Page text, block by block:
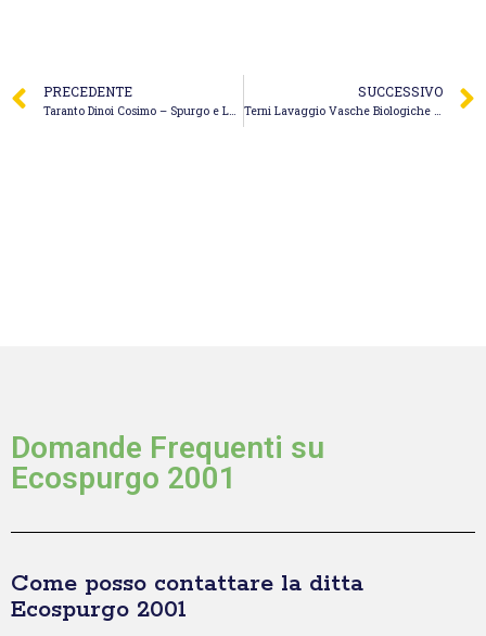
PRECEDENTE
Taranto Dinoi Cosimo – Spurgo e Lavaggio Tombini
SUCCESSIVO
Terni Lavaggio Vasche Biologiche – Emmerre Marino Rosario
Domande Frequenti su
Ecospurgo 2001
Come posso contattare la ditta
Ecospurgo 2001